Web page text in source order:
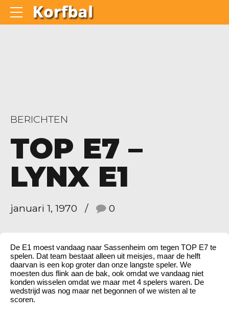
BERICHTEN
TOP E7 –
LYNX E1
januari 1, 1970 0
De E1 moest vandaag naar Sassenheim om tegen TOP E7 te
spelen. Dat team bestaat alleen uit meisjes, maar de helft
daarvan is een kop groter dan onze langste speler. We
moesten dus flink aan de bak, ook omdat we vandaag niet
konden wisselen omdat we maar met 4 spelers waren. De
wedstrijd was nog maar net begonnen of we wisten al te
scoren.